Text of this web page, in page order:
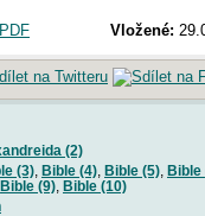
Vložené:
(2)
(3) Bible (4) Bible (5) Bible
Bible (9)
Bible (10)